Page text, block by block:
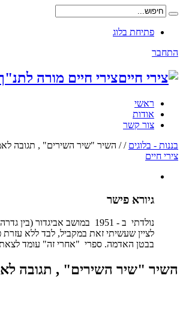
פתיחת בלוג
התחבר
צירי חיים מורה
ראשי
אודות
צור קשר
בננות - בלוגים /
/ השיר "שיר השירים" , תגובה
צירי חיים
גיורא פישר
נולדתי ב - 1951 במושב
לציין שעשיתי זאת במקביל, לבד ללא עזרת
בבטן האדמה. ספרי "אחרי זה" עומד לצאת
השיר "שיר השירים" , תגובה